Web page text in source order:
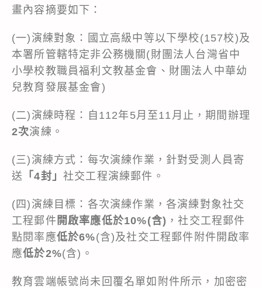
畫內容摘要如下：
(一)演練對象：國立高級中等以下學校(157校)及
本署所管轄特定非公務機關(財團法人台灣省中
小學校教職員福利文教基金會、財團法人中華幼
兒教育發展基金會)
(二)演練時程：自112年5月至11月止，期間辦理
2次演練。
(三)演練方式：每次演練作業，針對受測人員寄
送
「4封」社交工程演練郵件。
(四)演練目標：各次演練作業，各演練對象社交
工程郵件 開啟率應低於10%(含) ，社交工程郵件
點閱率應低於6%(含)及社交工程郵件附件開啟率
應低於2%(含)。
教育雲端帳號尚未回覆名單如附件所示，加密密